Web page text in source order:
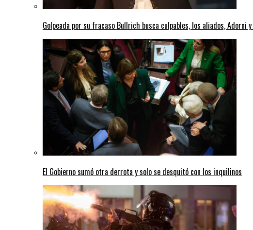
Golpeada por su fracaso Bullrich busca culpables, los aliados, Adorni
El Gobierno sumó otra derrota y solo se desquitó con los inquilinos